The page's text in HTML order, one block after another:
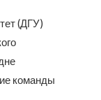
(ДГУ)
команды